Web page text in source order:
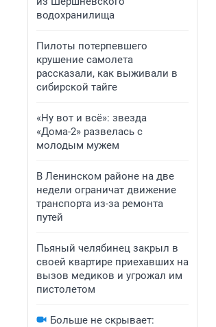
водохранилища
Пилоты потерпевшего
крушение самолета
рассказали, как выживали в
сибирской тайге
«Ну вот и всё»: звезда
«Дома-2» развелась с
молодым мужем
В Ленинском районе на две
недели ограничат движение
транспорта из-за ремонта
путей
Пьяный челябинец закрыл в
своей квартире приехавших на
вызов медиков и угрожал им
пистолетом
Больше не скрывает: